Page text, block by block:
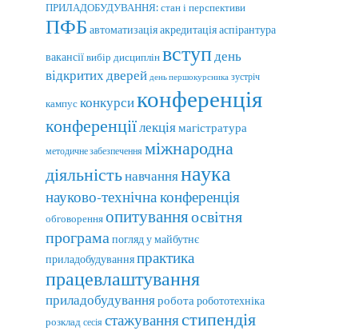
ПРИЛАДОБУДУВАННЯ: стан і перспективи
ПФБ автоматизаціяакредитаціяаспірантура
вакансії вибір дисциплін вступдень
відкритих дверей день першокурсника зустріч
кампус конкурсиконференція
конференціїлекціямагістратура
методичне забезпечення міжнародна
діяльністьнавчаннянаука
науково-технічна конференція
обговорення опитуванняосвітня
програмапогляд у майбутнє
приладобудуванняпрактика
працевлаштування
приладобудуванняроботаробототехніка
розклад сесія стажуваннястипендія